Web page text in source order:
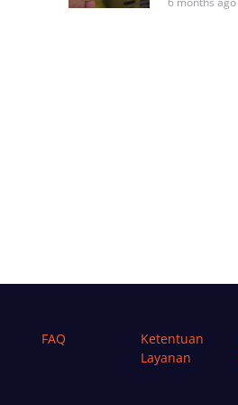
FAQ
Ketentuan
Layanan